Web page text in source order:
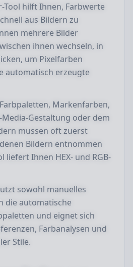
Tool hilft Ihnen, Farbwerte
aus Bildern zu
mehrere Bilder
ihnen wechseln, in
um Pixelfarben
automatisch erzeugte
Markenfarben,
Gestaltung oder dem
mussen oft zuerst
Bildern entnommen
liefert Ihnen HEX- und RGB-
sowohl manuelles
die automatische
und eignet sich
Farbanalysen und
Stile.